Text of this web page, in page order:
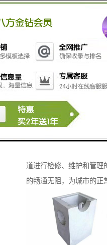
道进行检修、维护和管理
的畅通无阻，为城市的正